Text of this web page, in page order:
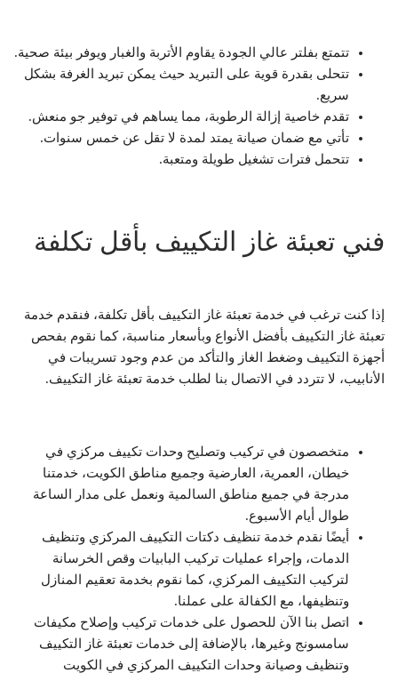
تتمتع بفلتر عالي الجودة يقاوم الأتربة والغبار ويوفر بيئة صحية.
تتحلى بقدرة قوية على التبريد حيث يمكن تبريد الغرفة بشكل
سريع.
تقدم خاصية إزالة الرطوبة، مما يساهم في توفير جو منعش.
تأتي مع ضمان صيانة يمتد لمدة لا تقل عن خمس سنوات.
تتحمل فترات تشغيل طويلة ومتعبة.
فني تعبئة غاز التكييف بأقل تكلفة
إذا كنت ترغب في خدمة تعبئة غاز التكييف بأقل تكلفة، فنقدم خدمة
تعبئة غاز التكييف بأفضل الأنواع وبأسعار مناسبة، كما نقوم بفحص
أجهزة التكييف وضغط الغاز والتأكد من عدم وجود تسريبات في
الأنابيب، لا تتردد في الاتصال بنا لطلب خدمة تعبئة غاز التكييف.
متخصصون في تركيب وتصليح وحدات تكييف مركزي في
خيطان، العمرية، العارضية وجميع مناطق الكويت، خدمتنا
مدرجة في جميع مناطق السالمية ونعمل على مدار الساعة
طوال أيام الأسبوع.
أيضًا نقدم خدمة تنظيف دكتات التكييف المركزي وتنظيف
الدمات، وإجراء عمليات تركيب البابيات وقص الخرسانة
لتركيب التكييف المركزي، كما نقوم بخدمة تعقيم المنازل
وتنظيفها، مع الكفالة على عملنا.
اتصل بنا الآن للحصول على خدمات تركيب وإصلاح مكيفات
سامسونج وغيرها، بالإضافة إلى خدمات تعبئة غاز التكييف
وتنظيف وصيانة وحدات التكييف المركزي في الكويت